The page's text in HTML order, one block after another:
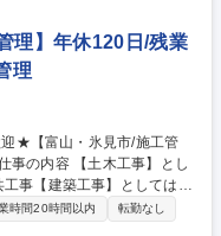
店舗運営に関わる業務を通
実◎
理】年休120日/残業
理
事【建築工事】としては氷
管理をお任せします。工
は、現場での
時間20時間以内
転勤なし